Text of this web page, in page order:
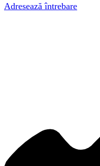
Adresează întrebare